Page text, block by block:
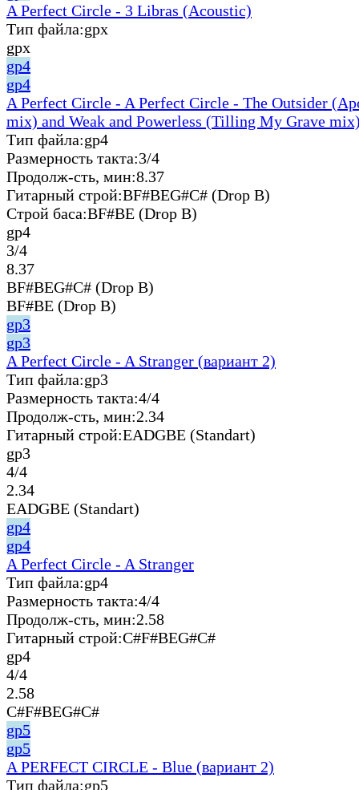
A Perfect Circle - 3 Libras (Acoustic)
Тип файла:gpx
gpx
gp4
gp4
A Perfect Circle - A Perfect Circle - The Outsider
mix) and Weak and Powerless (Tilling My Grave
Тип файла:gp4
Размерность такта:3/4
Продолж-сть, мин:8.37
Гитарный строй:BF#BEG#C# (Drop B)
Строй баса:BF#BE (Drop B)
gp4
3/4
8.37
BF#BEG#C# (Drop B)
BF#BE (Drop B)
gp3
gp3
A Perfect Circle - A Stranger (вариант 2)
Тип файла:gp3
Размерность такта:4/4
Продолж-сть, мин:2.34
Гитарный строй:EADGBE (Standart)
gp3
4/4
2.34
EADGBE (Standart)
gp4
gp4
A Perfect Circle - A Stranger
Тип файла:gp4
Размерность такта:4/4
Продолж-сть, мин:2.58
Гитарный строй:C#F#BEG#C#
gp4
4/4
2.58
C#F#BEG#C#
gp5
gp5
A PERFECT CIRCLE - Blue (вариант 2)
Тип файла:gp5